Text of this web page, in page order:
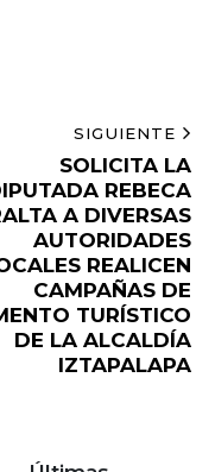
SIGUIENTE
SOLICITA LA
REBECA
A DIVERSAS
AUTORIDADES
REALICEN
CAMPAÑAS DE
TURÍSTICO
DE LA ALCALDÍA
IZTAPALAPA